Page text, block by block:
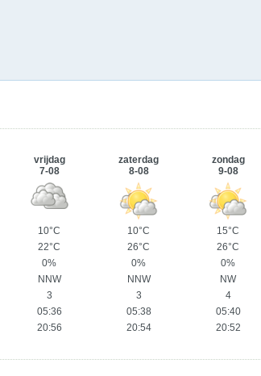
vrijdag
7-08
zaterdag
8-08
zondag
9-08
10°C 10°C
15°C
22°C 26°C
26°C
0% 0%
0%
NNW NNW
NW
3 3
4
05:36 05:38
05:40
20:56 20:54 20:52